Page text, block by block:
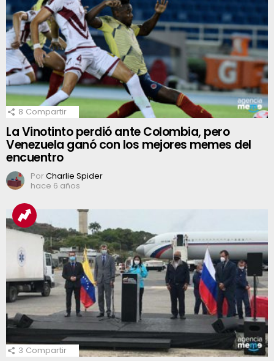
8 Compartir
La Vinotinto perdió ante Colombia, pero
Venezuela ganó con los mejores memes del
encuentro
PorCharlie Spider
hace 6 años
3 Compartir